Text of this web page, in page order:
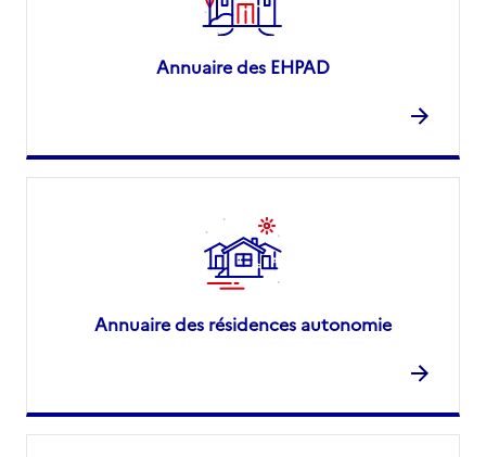
Annuaire des EHPAD
Annuaire des résidences autonomie